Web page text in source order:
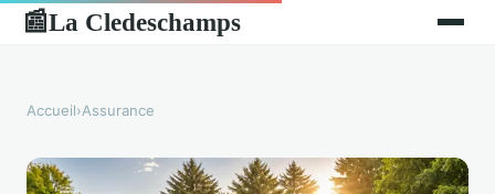
📰La Cledeschamps
Accueil›Assurance